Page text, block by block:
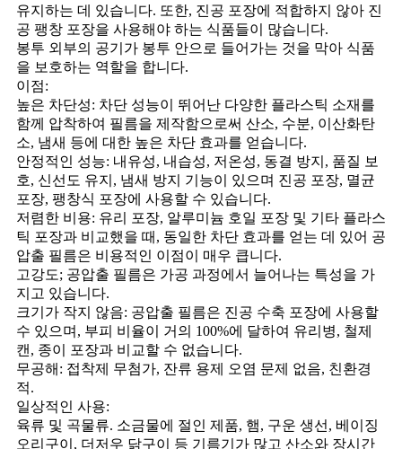
유지하는 데 있습니다. 또한, 진공 포장에 적합하지 않아 진
공 팽창 포장을 사용해야 하는 식품들이 많습니다.
봉투 외부의 공기가 봉투 안으로 들어가는 것을 막아 식품
을 보호하는 역할을 합니다.
이점:
높은 차단성: 차단 성능이 뛰어난 다양한 플라스틱 소재를
함께 압착하여 필름을 제작함으로써 산소, 수분, 이산화탄
소, 냄새 등에 대한 높은 차단 효과를 얻습니다.
안정적인 성능: 내유성, 내습성, 저온성, 동결 방지, 품질 보
호, 신선도 유지, 냄새 방지 기능이 있으며 진공 포장, 멸균
포장, 팽창식 포장에 사용할 수 있습니다.
저렴한 비용: 유리 포장, 알루미늄 호일 포장 및 기타 플라스
틱 포장과 비교했을 때, 동일한 차단 효과를 얻는 데 있어 공
압출 필름은 비용적인 이점이 매우 큽니다.
고강도; 공압출 필름은 가공 과정에서 늘어나는 특성을 가
지고 있습니다.
크기가 작지 않음: 공압출 필름은 진공 수축 포장에 사용할
수 있으며, 부피 비율이 거의 100%에 달하여 유리병, 철제
캔, 종이 포장과 비교할 수 없습니다.
무공해: 접착제 무첨가, 잔류 용제 오염 문제 없음, 친환경
적.
일상적인 사용:
육류 및 곡물류. 소금물에 절인 제품, 햄, 구운 생선, 베이징
오리구이, 더저우 닭구이 등 기름기가 많고 산소와 장시간